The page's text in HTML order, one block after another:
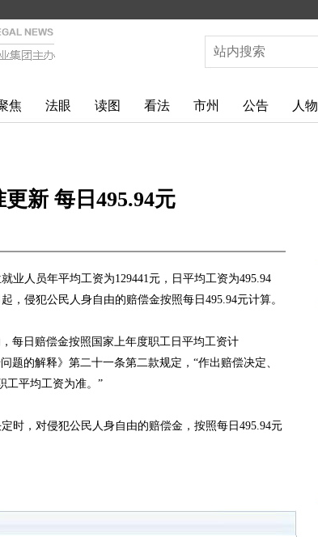
焦 法眼 读图 看法 市州 公告 人物
新 每日495.94元
人员年平均工资为129441元，日平均工资为495.94
，侵犯公民人身自由的赔偿金按照每日495.94元计算。
日赔偿金按照国家上年度职工日平均工资计
题的解释》第二十一条第二款规定，“作出赔偿决定、
工平均工资为准。”
，对侵犯公民人身自由的赔偿金，按照每日495.94元